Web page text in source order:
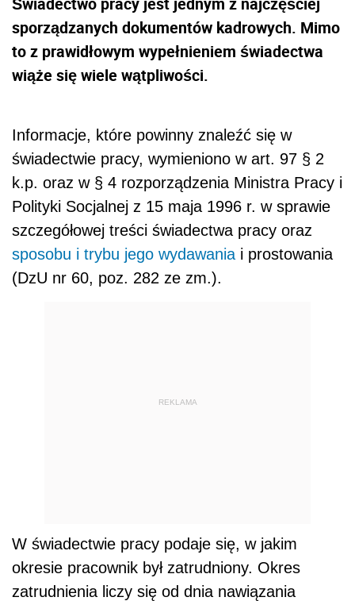
sporządzanych dokumentów kadrowych. Mimo
to z prawidłowym wypełnieniem świadectwa
wiąże się wiele wątpliwości.
Informacje, które powinny znaleźć się w
świadectwie pracy, wymieniono w art. 97 § 2
k.p. oraz w § 4 rozporządzenia Ministra Pracy i
Polityki Socjalnej z 15 maja 1996 r. w sprawie
szczegółowej treści świadectwa pracy oraz
sposobu i trybu jego wydawania i prostowania
(DzU nr 60, poz. 282 ze zm.).
REKLAMA
W świadectwie pracy podaje się, w jakim
okresie pracownik był zatrudniony. Okres
zatrudnienia liczy się od dnia nawiązania